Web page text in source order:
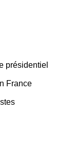
présidentiel
France